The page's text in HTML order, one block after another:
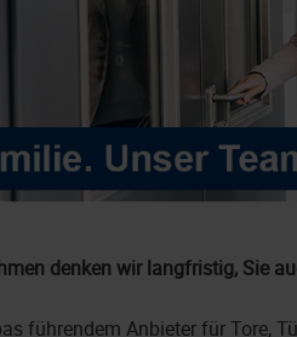
denken wir langfristig, Sie
führendem Anbieter für Tore,